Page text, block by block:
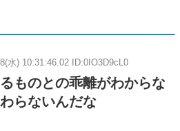
水) 10:31:46.02 ID:0IO3D9cL0
ものとの乖離がわからな
らないんだな